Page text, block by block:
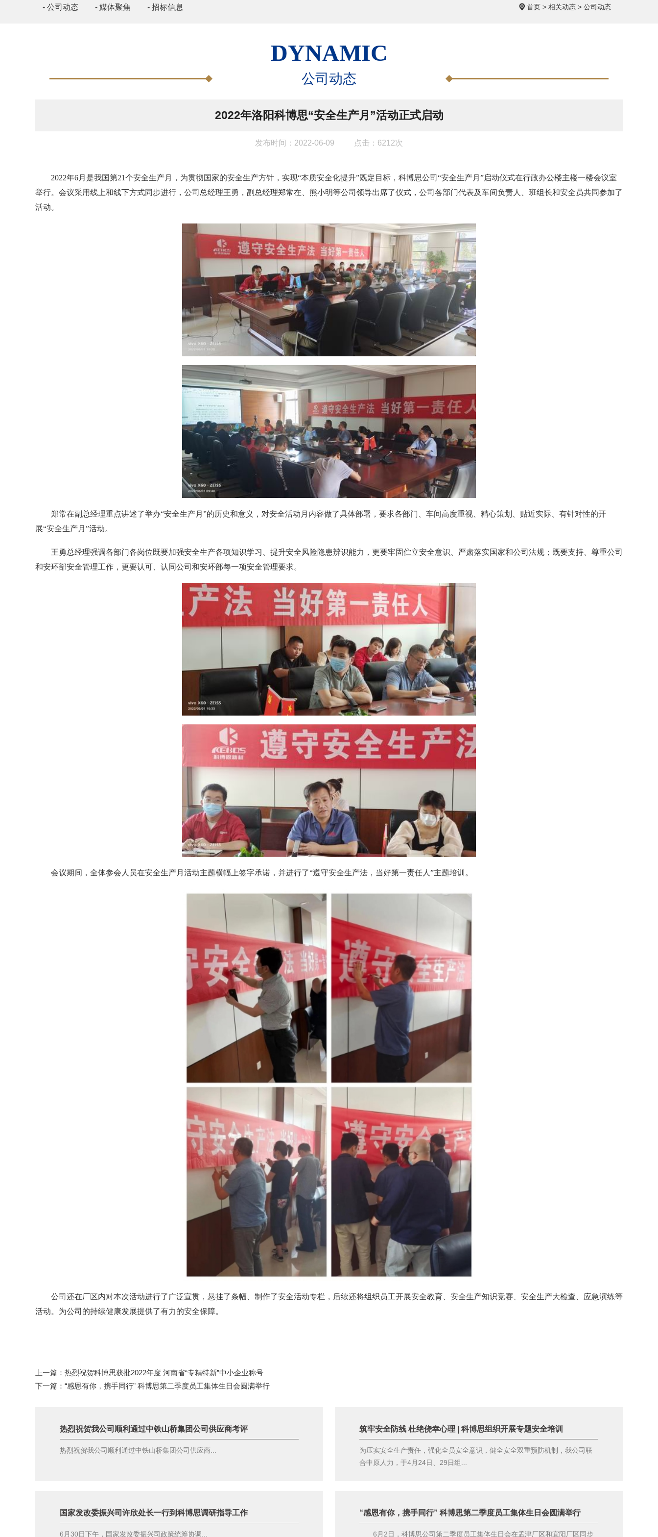
- 公司动态 - 媒体聚焦 - 招标信息 首页 > 相关动态 > 公司动态
DYNAMIC
公司动态
2022年洛阳科博思“安全生产月”活动正式启动
发布时间：2022-06-09 点击：6212次
2022年6月是我国第21个安全生产月，为贯彻国家的安全生产方针，实现“本质安全化提升”既定目标，科博思公司“安全生产月”启动仪式在行政办公楼主楼一楼会议室
举行。会议采用线上和线下方式同步进行，公司总经理王勇，副总经理郑常在、熊小明等公司领导出席了仪式，公司各部门代表及车间负责人、班组长和安全员共同参加了
活动。
郑常在副总经理重点讲述了举办“安全生产月”的历史和意义，对安全活动月内容做了具体部署，要求各部门、车间高度重视、精心策划、贴近实际、有针对性的开
展“安全生产月”活动。
王勇总经理强调各部门各岗位既要加强安全生产各项知识学习、提升安全风险隐患辨识能力，更要牢固伫立安全意识、严肃落实国家和公司法规；既要支持、尊重公司
和安环部安全管理工作，更要认可、认同公司和安环部每一项安全管理要求。
会议期间，全体参会人员在安全生产月活动主题横幅上签字承诺，并进行了“遵守安全生产法，当好第一责任人”主题培训。
公司还在厂区内对本次活动进行了广泛宣贯，悬挂了条幅、制作了安全活动专栏，后续还将组织员工开展安全教育、安全生产知识竞赛、安全生产大检查、应急演练等
活动。为公司的持续健康发展提供了有力的安全保障。
上一篇： 热烈祝贺科博思获批2022年度 河南省“专精特新”中小企业称号
下一篇： “感恩有你，携手同行” 科博思第二季度员工集体生日会圆满举行
热烈祝贺我公司顺利通过中铁山桥集团公司供应商考评
热烈祝贺我公司顺利通过中铁山桥集团公司供应商...
筑牢安全防线 杜绝侥幸心理 | 科博思组织开展专题安全培训
为压实安全生产责任，强化全员安全意识，健全安全双重预防机制，我公司联
合中原人力，于4月24日、29日组...
国家发改委振兴司许欣处长一行到科博思调研指导工作
6月30日下午，国家发改委振兴司政策统筹协调...
“感恩有你，携手同行” 科博思第二季度员工集体生日会圆满举行
6月2日，科博思公司第二季度员工集体生日会在孟津厂区和宜阳厂区同步